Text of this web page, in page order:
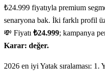
₺24.999 fiyatıyla premium
senaryona bak. İki farklı profil
💸 Fiyatı ₺24.999; kampanya
Karar: değer.
2026 en iyi Yatak sıralaması: